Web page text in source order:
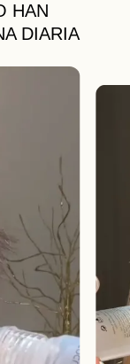
HAN
DIARIA